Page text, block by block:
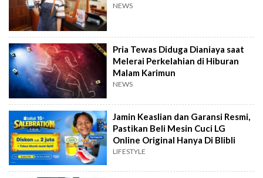
NEWS
Pria Tewas Diduga Dianiaya saat
Melerai Perkelahian di Hiburan
Malam Karimun
NEWS
Jamin Keaslian dan Garansi Resmi,
Pastikan Beli Mesin Cuci LG
Online Original Hanya Di Blibli
LIFESTYLE